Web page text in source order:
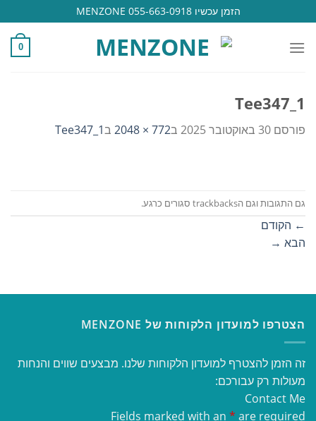
to
content
הזמן עכשיו 055-663-0918 MENZONE
0
Tee347_1
פורסם 30 באוקטובר 2025 ב772 × 2048 בTee347_1
גם התגובות וגם הtrackbacks סגורים כרגע.
← הקודם
הבא →
הצטרפו למועדון הלקוחות של MENZONE
זה הזמן להצטרף למועדון הלקוחות שלנו. מבצעים שווים והנחות
מעולות רק עבורכם:
Contact Me
Fields marked with an * are required